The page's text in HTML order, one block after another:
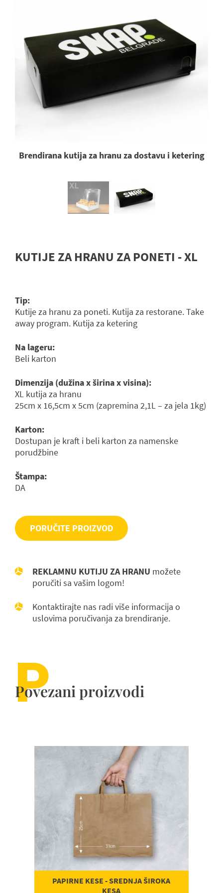
Brendirana kutija za hranu za dostavu i ketering
KUTIJE ZA HRANU ZA PONETI - XL
Tip:
Kutije za hranu za poneti. Kutija za restorane. Take
away program. Kutija za ketering
Na lageru:
Beli karton
Dimenzija (dužina x širina x visina):
XL kutija za hranu
25cm x 16,5cm x 5cm (zapremina 2,1L – za jela 1kg)
Karton:
Dostupan je kraft i beli karton za namenske
porudžbine
Štampa:
DA
PORUČITE PROIZVOD
REKLAMNU KUTIJU ZA HRANU možete
poručiti sa vašim logom!
Kontaktirajte nas radi više informacija o
uslovima poručivanja za brendiranje.
P
Povezani proizvodi
PAPIRNE KESE - SREDNJA ŠIROKA
KESA
P
Porudžbenica